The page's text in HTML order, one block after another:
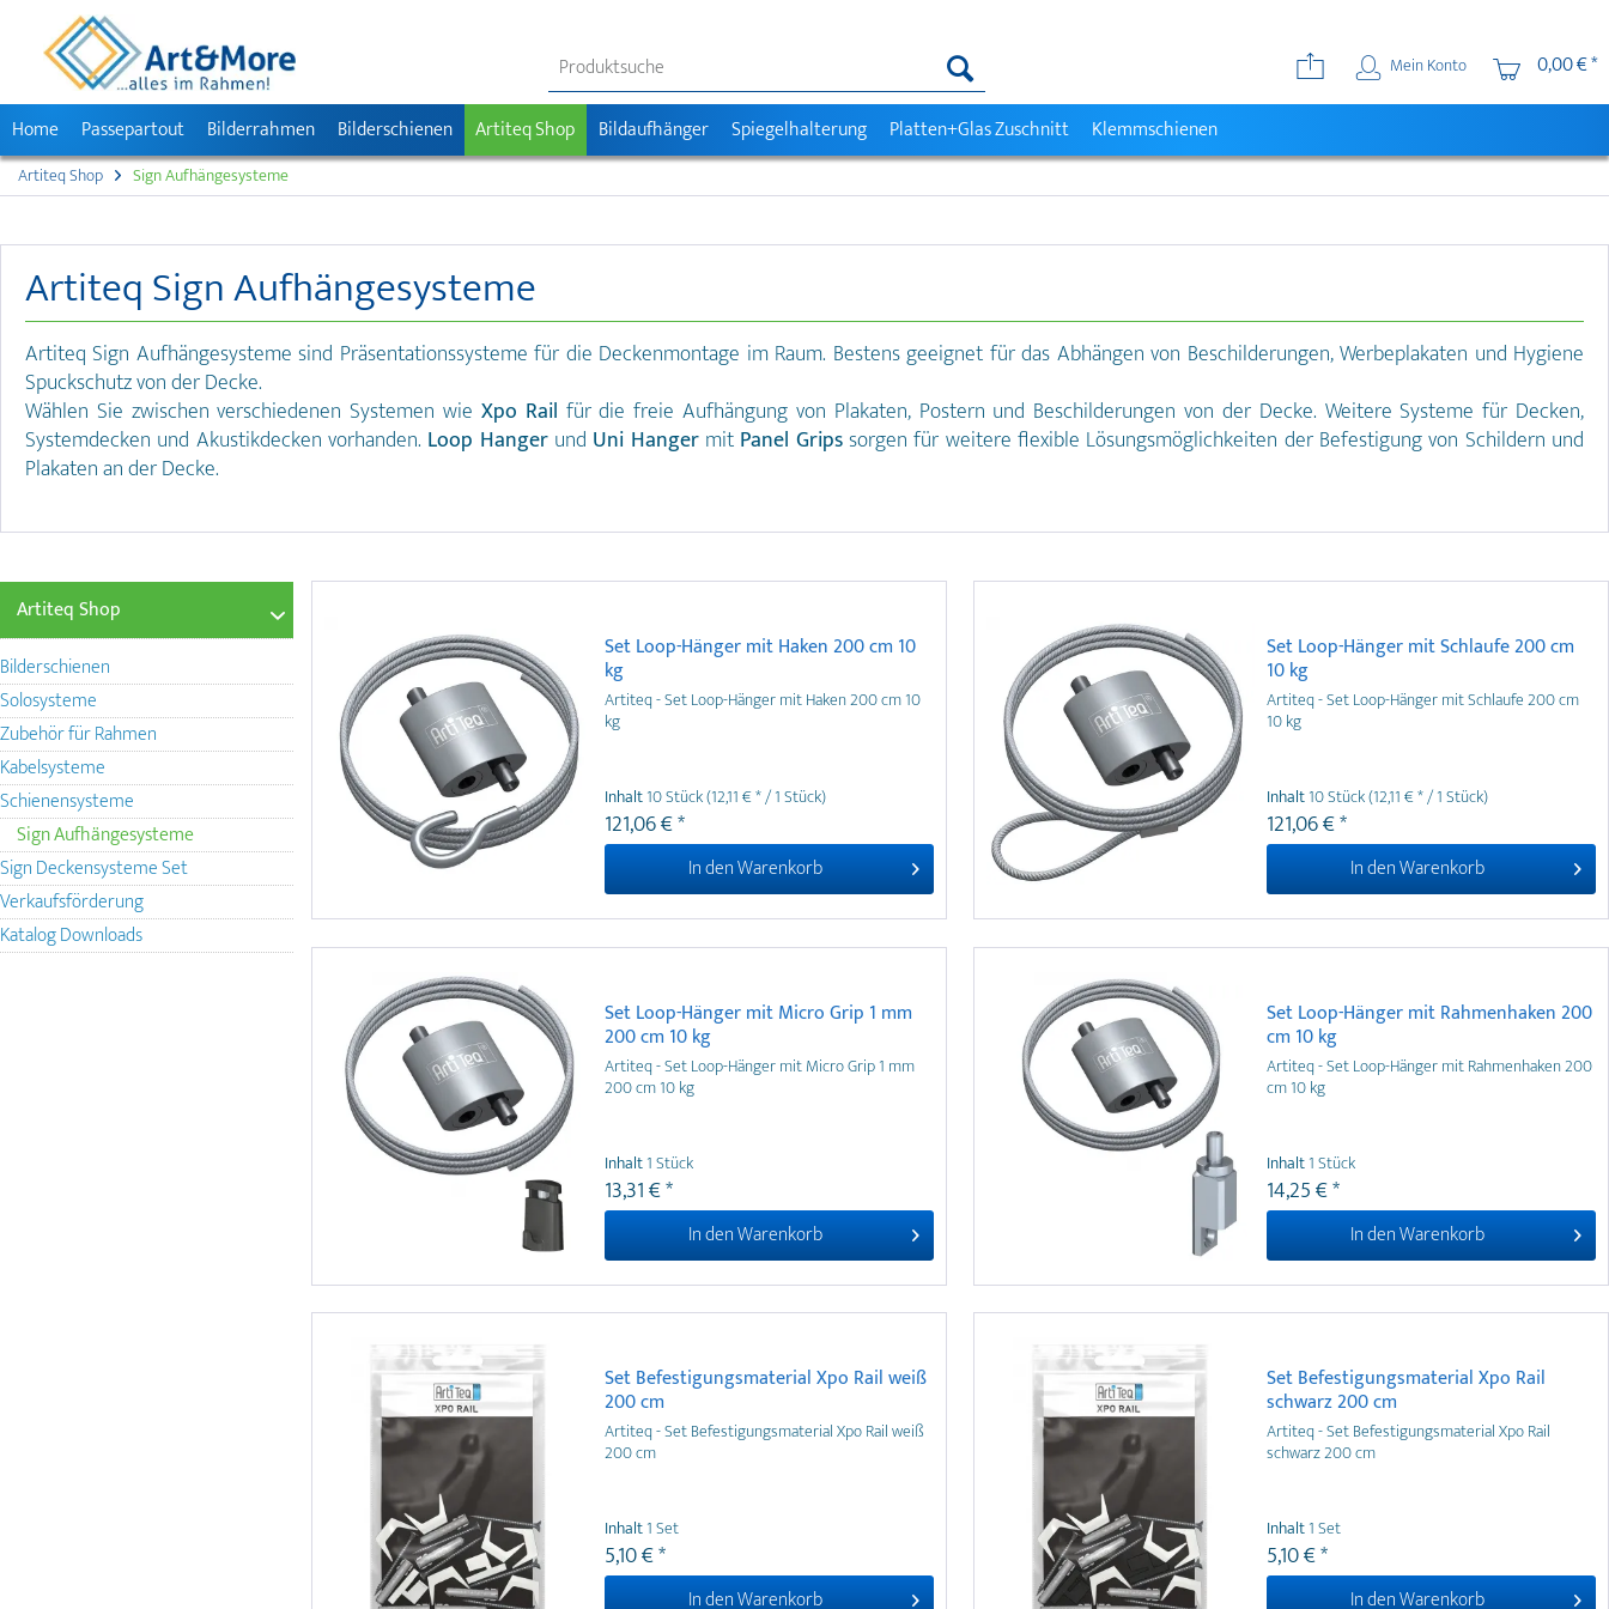
Mein Konto
0,00 € *
Home
Passepartout Bilderrahmen Bilderschienen Artiteq Shop Bildaufhänger Spiegelhalterung Platten+Glas Zuschnitt Klemmschienen
Artiteq Shop Sign Aufhängesysteme
Artiteq Sign Aufhängesysteme
Artiteq Sign Aufhängesysteme sind Präsentationssysteme für die Deckenmontage im Raum. Bestens geeignet für das Abhängen von Beschilderungen, Werbeplakaten und Hygiene
Spuckschutz von der Decke.
Wählen Sie zwischen verschiedenen Systemen wie Xpo Rail für die freie Aufhängung von Plakaten, Postern und Beschilderungen von der Decke. Weitere Systeme für Decken,
Systemdecken und Akustikdecken vorhanden. Loop Hangerund Uni Hanger mit Panel Gripssorgen für weitere flexible Lösungsmöglichkeiten der Befestigung von Schildern und
Plakaten an der Decke.
Artiteq Shop
Bilderschienen
Solosysteme
Zubehör für Rahmen
Kabelsysteme
Schienensysteme
Sign Aufhängesysteme
Sign Deckensysteme Set
Verkaufsförderung
Katalog Downloads
Set Loop-Hänger mit Haken 200 cm 10
kg
Artiteq - Set Loop-Hänger mit Haken 200 cm 10
kg
Inhalt10 Stück(12,11 € * / 1 Stück)
121,06 € *
In denWarenkorb
Set Loop-Hänger mit Schlaufe 200 cm
10 kg
Artiteq - Set Loop-Hänger mit Schlaufe 200 cm
10 kg
Inhalt10 Stück(12,11 € * / 1 Stück)
121,06 € *
In denWarenkorb
Set Loop-Hänger mit Micro Grip 1 mm
200 cm 10 kg
Artiteq - Set Loop-Hänger mit Micro Grip 1 mm
200 cm 10 kg
Inhalt1 Stück
13,31 € *
In denWarenkorb
Set Loop-Hänger mit Rahmenhaken 200
cm 10 kg
Artiteq - Set Loop-Hänger mit Rahmenhaken 200
cm 10 kg
Inhalt1 Stück
14,25 € *
In denWarenkorb
Set Befestigungsmaterial Xpo Rail weiß
200 cm
Artiteq - Set Befestigungsmaterial Xpo Rail weiß
200 cm
Inhalt1 Set
5,10 € *
In denWarenkorb
Set Befestigungsmaterial Xpo Rail
schwarz 200 cm
Artiteq - Set Befestigungsmaterial Xpo Rail
schwarz 200 cm
Inhalt1 Set
5,10 € *
In denWarenkorb